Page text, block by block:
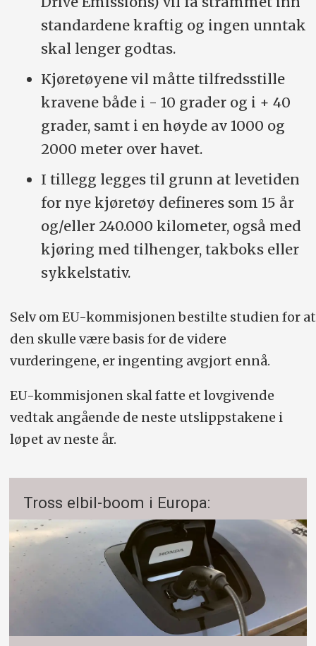
standardene kraftig og ingen unntak
skal lenger godtas.
Kjøretøyene vil måtte tilfredsstille
kravene både i - 10 grader og i + 40
grader, samt i en høyde av 1000 og
2000 meter over havet.
I tillegg legges til grunn at levetiden
for nye kjøretøy defineres som 15 år
og/eller 240.000 kilometer, også med
kjøring med tilhenger, takboks eller
sykkelstativ.
Selv om EU-kommisjonen bestilte studien for at
den skulle være basis for de videre
vurderingene, er ingenting avgjort ennå.
EU-kommisjonen skal fatte et lovgivende
vedtak angående de neste utslippstakene i
løpet av neste år.
Tross elbil-boom i Europa: